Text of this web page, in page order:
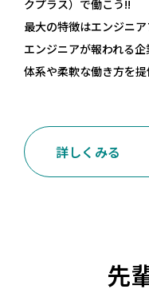
先